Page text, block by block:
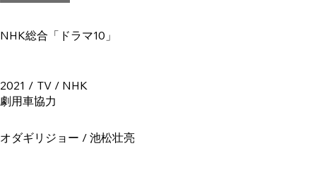
NHK総合「ドラマ10」
劇用車協力
オダギリジョー / 池松壮亮
2021 / TV / NHK